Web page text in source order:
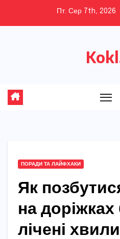
Пт. Сер 7th, 2026
ПОРАДИ ТА ЛАЙФХАКИ
Як
на доріжках
лічені